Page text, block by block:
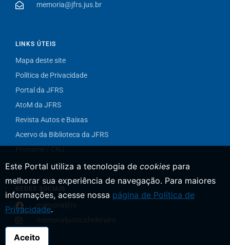
memoria@jfrs.jus.br
LINKS ÚTEIS
Mapa deste site
Política de Privacidade
Portal da JFRS
AtoM da JFRS
Revista Autos e Baixas
Acervo da Biblioteca da JFRS
REDES SOCIAIS
memorialjfrs
Este Portal utiliza a tecnologia de cookies para
melhorar sua experiência de navegação. Para maiores
informações, acesse nossa página de Política de
Privacidade.
Aceito